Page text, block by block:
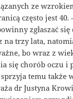
ze
często jest 40.
zgłaszać
trzy lata,
bo wraz z
się chorób oczu i
temu także
dr Justyna